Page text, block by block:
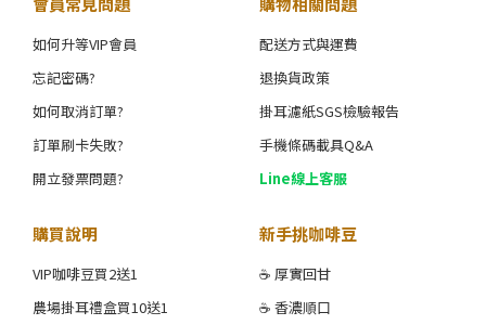
如何升等VIP會員
忘記密碼?
如何取消訂單?
訂單刷卡失敗?
開立發票問題?
配送方式與運費
退換貨政策
掛耳濾紙SGS檢驗報告
手機條碼載具Q&A
Line線上客服
購買說明
VIP咖啡豆買2送1
農場掛耳禮盒買10送1
新手挑咖啡豆
☕ 厚實回甘
☕ 香濃順口